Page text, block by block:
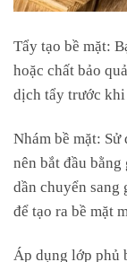
Tẩy tạo bề mặt:
hoặc chất bảo
dịch tẩy trước khi
Nhám bề mặt: Sử
nên bắt đầu
dần chuyển sang
để tạo ra bề mặt
Áp dụng lớp phủ